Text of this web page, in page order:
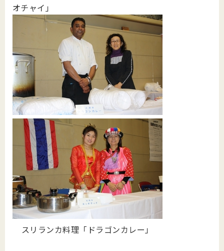
オチャイ」
スリランカ料理「ドラゴンカレー」